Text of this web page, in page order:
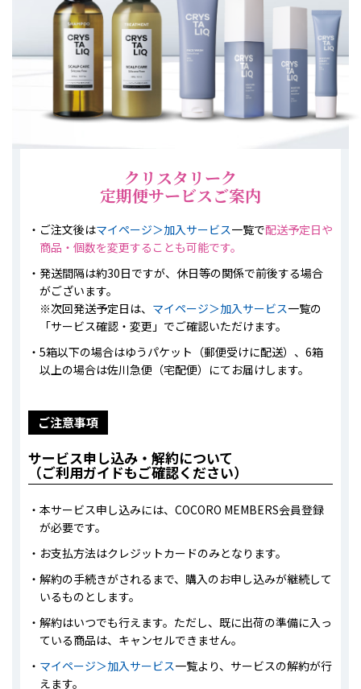
クリスタリーク
定期便サービスご案内
ご注文後はマイページ＞加入サービス一覧で配送予定日や
商品・個数を変更することも可能です。
発送間隔は約30日ですが、休日等の関係で前後する場合
がございます。
※次回発送予定日は、 マイページ＞加入サービス一覧の
「サービス確認・変更」でご確認いただけます。
5箱以下の場合はゆうパケット（郵便受けに配送）、6箱
以上の場合は佐川急便（宅配便）にてお届けします。
ご注意事項
サービス申し込み・解約について
（ご利用ガイドもご確認ください）
本サービス申し込みには、COCORO MEMBERS会員登録
が必要です。
お支払方法はクレジットカードのみとなります。
解約の手続きがされるまで、購入のお申し込みが継続して
いるものとします。
解約はいつでも行えます。ただし、既に出荷の準備に入っ
ている商品は、キャンセルできません。
マイページ＞加入サービス一覧より、サービスの解約が行
えます。